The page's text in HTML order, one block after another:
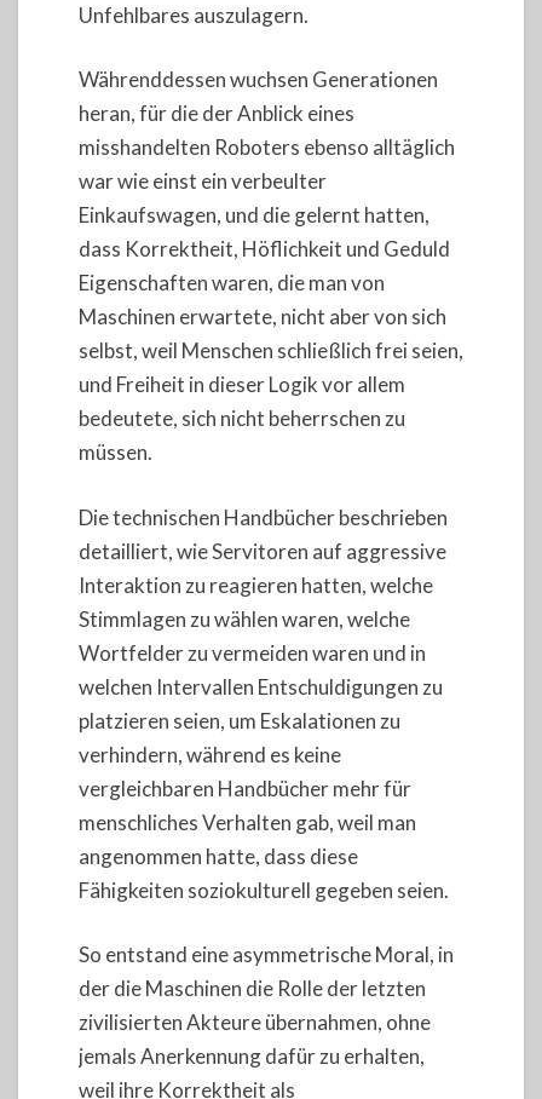
Unfehlbares auszulagern.
Währenddessen wuchsen Generationen
heran, für die der Anblick eines
misshandelten Roboters ebenso alltäglich
war wie einst ein verbeulter
Einkaufswagen, und die gelernt hatten,
dass Korrektheit, Höflichkeit und Geduld
Eigenschaften waren, die man von
Maschinen erwartete, nicht aber von sich
selbst, weil Menschen schließlich frei seien,
und Freiheit in dieser Logik vor allem
bedeutete, sich nicht beherrschen zu
müssen.
Die technischen Handbücher beschrieben
detailliert, wie Servitoren auf aggressive
Interaktion zu reagieren hatten, welche
Stimmlagen zu wählen waren, welche
Wortfelder zu vermeiden waren und in
welchen Intervallen Entschuldigungen zu
platzieren seien, um Eskalationen zu
verhindern, während es keine
vergleichbaren Handbücher mehr für
menschliches Verhalten gab, weil man
angenommen hatte, dass diese
Fähigkeiten soziokulturell gegeben seien.
So entstand eine asymmetrische Moral, in
der die Maschinen die Rolle der letzten
zivilisierten Akteure übernahmen, ohne
jemals Anerkennung dafür zu erhalten,
weil ihre Korrektheit als